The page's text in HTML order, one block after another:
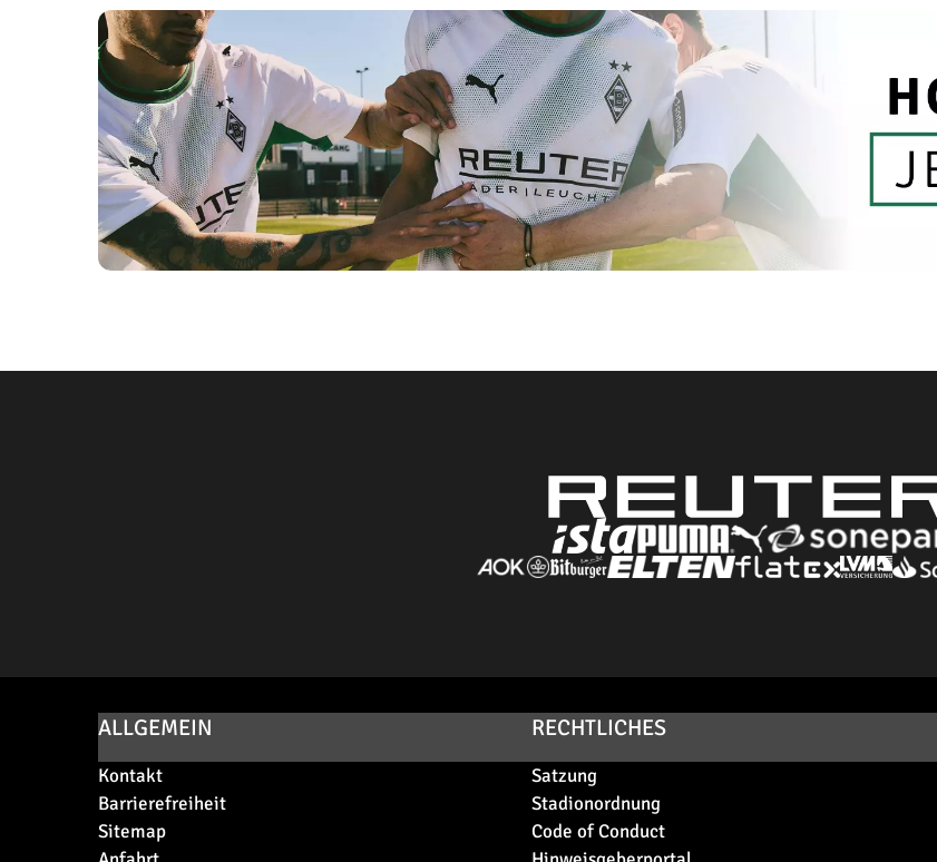
ALLGEMEIN
Kontakt
Barrierefreiheit
Sitemap
RECHTLICHES
Satzung
Stadionordnung
Code of Conduct